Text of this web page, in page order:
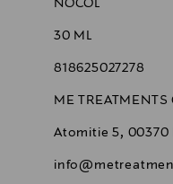
NOCOL
30 ML
818625027278
ME TREATMENTS
Atomitie 5, 00370